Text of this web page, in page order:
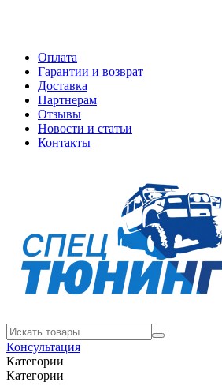
Оплата
Гарантии и возврат
Доставка
Партнерам
Отзывы
Новости и статьи
Контакты
Консультация
Категории
Категории